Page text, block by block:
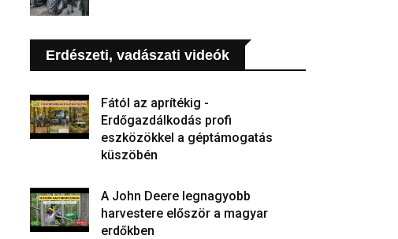
Erdészeti, vadászati videók
Fától az aprítékig -
Erdőgazdálkodás profi
eszközökkel a géptámogatás
küszöbén
A John Deere legnagyobb
harvestere először a magyar
erdőkben